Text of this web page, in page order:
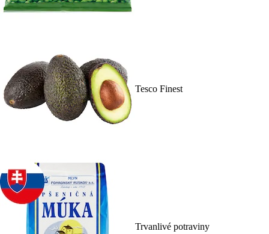
Tesco Finest
Trvanlivé potraviny